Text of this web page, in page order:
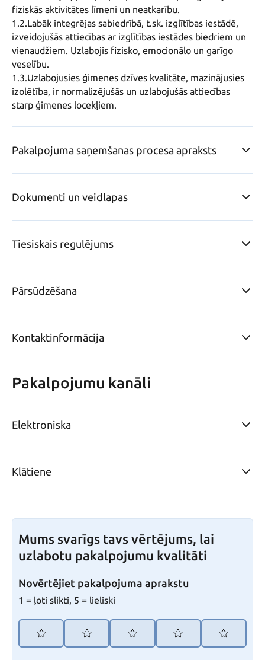
fiziskās aktivitātes līmeni un neatkarību.
1.2.Labāk integrējas sabiedrībā, t.sk. izglītības iestādē,
izveidojušās attiecības ar izglītības iestādes biedriem un
vienaudžiem. Uzlabojis fizisko, emocionālo un garīgo
veselību.
1.3.Uzlabojusies ģimenes dzīves kvalitāte, mazinājusies
izolētība, ir normalizējušās un uzlabojušās attiecības
starp ģimenes locekļiem.
Pakalpojuma saņemšanas procesa apraksts
Dokumenti un veidlapas
Tiesiskais regulējums
Pārsūdzēšana
Kontaktinformācija
Pakalpojumu kanāli
Elektroniska
Klātiene
Mums svarīgs tavs vērtējums, lai
uzlabotu pakalpojumu kvalitāti
Novērtējiet pakalpojuma aprakstu
1 = ļoti slikti, 5 = lieliski